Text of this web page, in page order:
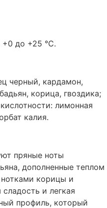
до +25 °C.
черный, кардамон,
корица, гвоздика;
лимонная
калия.
пряные ноты
дополненные теплом
корицы и
и легкая
профиль, который